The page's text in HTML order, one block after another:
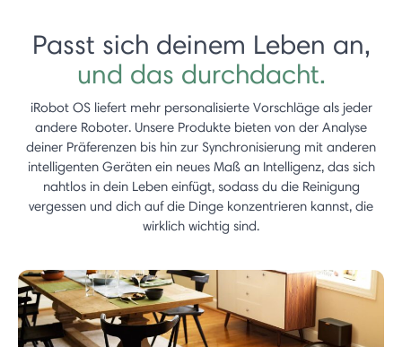
Passt sich deinem Leben an,
und das durchdacht.
iRobot OS liefert mehr personalisierte Vorschläge als jeder
andere Roboter. Unsere Produkte bieten von der Analyse
deiner Präferenzen bis hin zur Synchronisierung mit anderen
intelligenten Geräten ein neues Maß an Intelligenz, das sich
nahtlos in dein Leben einfügt, sodass du die Reinigung
vergessen und dich auf die Dinge konzentrieren kannst, die
wirklich wichtig sind.